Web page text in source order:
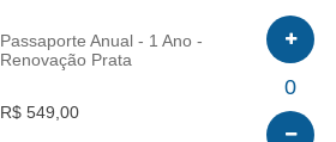
Passaporte Anual - 1 Ano -
Renovação Prata
R$ 549,00
0